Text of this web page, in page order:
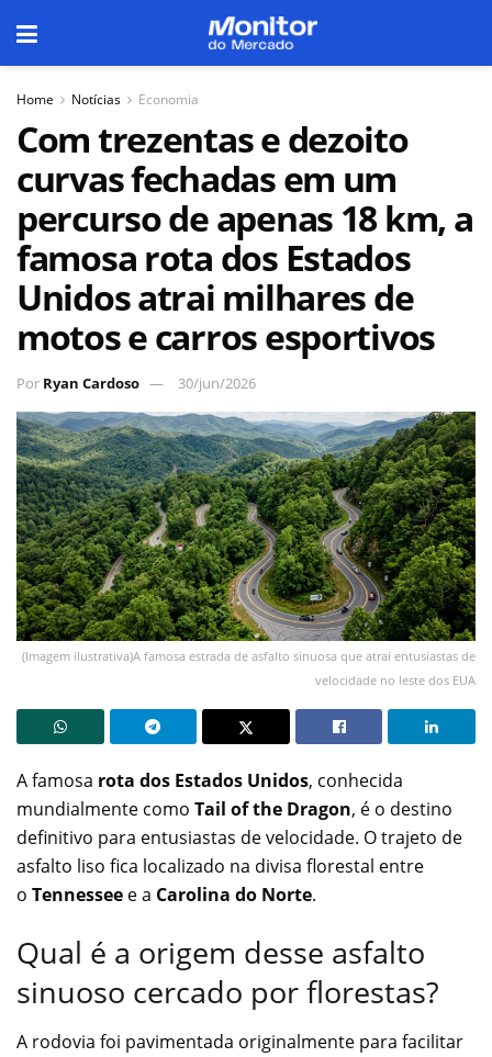
Home Notícias Economia
Com trezentas e dezoito
curvas fechadas em um
percurso de apenas 18 km, a
famosa rota dos Estados
Unidos atrai milhares de
motos e carros esportivos
Por Ryan Cardoso 30/jun/2026
(Imagem ilustrativa)A famosa estrada de asfalto sinuosa que atrai entusiastas de
velocidade no leste dos EUA
A famosa rota dos Estados Unidos, conhecida
mundialmente como Tail of the Dragon, é o destino
definitivo para entusiastas de velocidade. O trajeto de
asfalto liso fica localizado na divisa florestal entre
o Tennessee e a Carolina do Norte.
Qual é a origem desse asfalto
sinuoso cercado por florestas?
A rodovia foi pavimentada originalmente para facilitar